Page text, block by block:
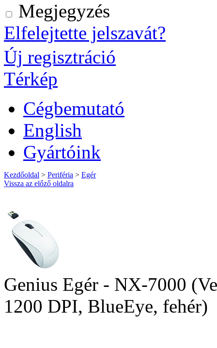
Megjegyzés
Elfelejtette jelszavát?
Új regisztráció
Térkép
Cégbemutató
English
Gyártóink
Kezdőoldal > Periféria > Egér
Vissza az előző oldalra
Genius Egér - NX-7000
1200 DPI, BlueEye, fehér)